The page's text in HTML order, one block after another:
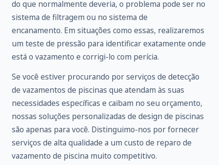
do que normalmente deveria, o problema pode ser no
sistema de filtragem ou no sistema de
encanamento. Em situações como essas, realizaremos
um teste de pressão para identificar exatamente onde
está o vazamento e corrigi-lo com perícia.
Se você estiver procurando por serviços de detecção
de vazamentos de piscinas que atendam às suas
necessidades específicas e caibam no seu orçamento,
nossas soluções personalizadas de design de piscinas
são apenas para você. Distinguimo-nos por fornecer
serviços de alta qualidade a um custo de reparo de
vazamento de piscina muito competitivo.